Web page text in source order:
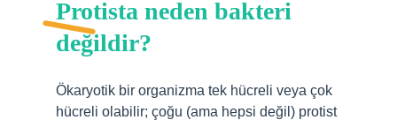
Protista neden bakteri
değildir?
Ökaryotik bir organizma tek hücreli veya çok
hücreli olabilir; çoğu (ama hepsi değil) protist